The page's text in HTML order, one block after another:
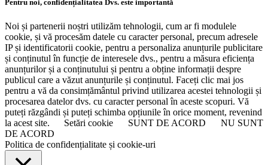
Pentru noi, confidențialitatea Dvs. este importantă
Noi și partenerii noștri utilizăm tehnologii, cum ar fi modulele
cookie, și vă procesăm datele cu caracter personal, precum adresele
IP și identificatorii cookie, pentru a personaliza anunțurile publicitare
și conținutul în funcție de interesele dvs., pentru a măsura eficiența
anunțurilor și a conținutului și pentru a obține informații despre
publicul care a văzut anunțurile și conținutul. Faceți clic mai jos
pentru a vă da consimțământul privind utilizarea acestei tehnologii și
procesarea datelor dvs. cu caracter personal în aceste scopuri. Vă
puteți răzgândi și puteți schimba opțiunile în orice moment, revenind
la acest site.
Setări cookie SUNT DE ACORD
NU SUNT
DE ACORD
Politica de confidențialitate și cookie-uri